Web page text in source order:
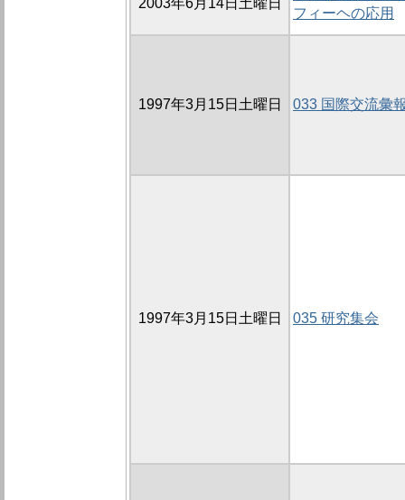
2003年6月14日土曜日
フィーヘの応用
1997年3月15日土曜日 033 国際交流彙
1997年3月15日土曜日 035 研究集会